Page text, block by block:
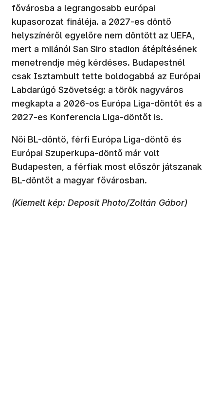
fővárosba a legrangosabb európai
kupasorozat fináléja. a 2027-es döntő
helyszínéről egyelőre nem döntött az UEFA,
mert a milánói San Siro stadion átépítésének
menetrendje még kérdéses. Budapestnél
csak Isztambult tette boldogabbá az Európai
Labdarúgó Szövetség: a török nagyváros
megkapta a 2026-os Európa Liga-döntőt és a
2027-es Konferencia Liga-döntőt is.
Női BL-döntő, férfi Európa Liga-döntő és
Európai Szuperkupa-döntő már volt
Budapesten, a férfiak most először játszanak
BL-döntőt a magyar fővárosban.
(Kiemelt kép: Deposit Photo/Zoltán Gábor)